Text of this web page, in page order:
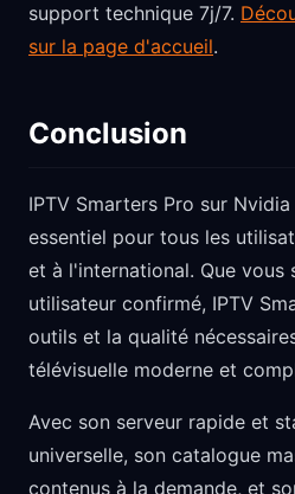
support technique 7j/7.
sur la page d'accueil.
Conclusion
IPTV Smarters Pro sur
essentiel pour tous les
et à l'international. Que vous
utilisateur confirmé, IPTV
outils et la qualité
télévisuelle moderne et
Avec son serveur rapide et
universelle, son catalogue
contenus à la demande, et